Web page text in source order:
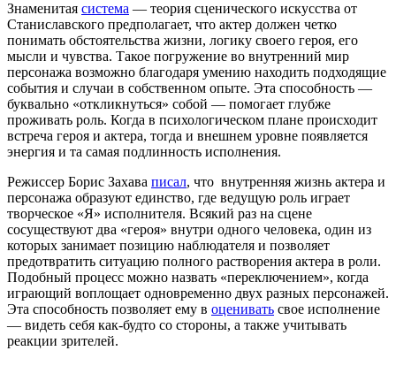
Знаменитая система — теория сценического искусства от
Станиславского предполагает, что актер должен четко
понимать обстоятельства жизни, логику своего героя, его
мысли и чувства. Такое погружение во внутренний мир
персонажа возможно благодаря умению находить подходящие
события и случаи в собственном опыте. Эта способность —
буквально «откликнуться» собой — помогает глубже
проживать роль. Когда в психологическом плане происходит
встреча героя и актера, тогда и внешнем уровне появляется
энергия и та самая подлинность исполнения.
Режиссер Борис Захава писал, что внутренняя жизнь актера и
персонажа образуют единство, где ведущую роль играет
творческое «Я» исполнителя. Всякий раз на сцене
сосуществуют два «героя» внутри одного человека, один из
которых занимает позицию наблюдателя и позволяет
предотвратить ситуацию полного растворения актера в роли.
Подобный процесс можно назвать «переключением», когда
играющий воплощает одновременно двух разных персонажей.
Эта способность позволяет ему в оценивать свое исполнение
— видеть себя как-будто со стороны, а также учитывать
реакции зрителей.